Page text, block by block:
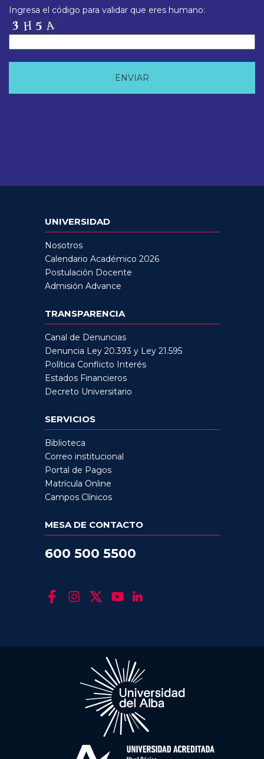
Ingresa el código para validar que eres humano:
UNIVERSIDAD
Nosotros
Calendario Académico 2026
Postulación Docente
Admisión Advance
TRANSPARENCIA
Canal de Denuncias
Denuncia Ley 20.393 y Ley 21.595
Política Conflicto Interés
Estados Financieros
Decreto Universitario
SERVICIOS
Biblioteca
Correo institucional
Portal de Pagos
Matrícula Online
Campos Clínicos
MESA DE CONTACTO
600 500 5500